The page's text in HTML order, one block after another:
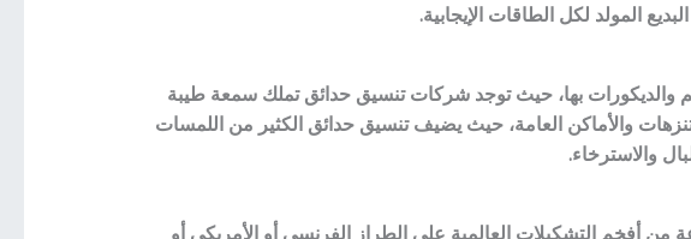
المولد لكل الطاقات الإيجابية.
والديكورات بها، حيث توجد شركات تنسيق حدائق تملك سمعة طيبة
والأماكن العامة، حيث يضيف تنسيق حدائق الكثير من اللمسات
والاسترخاء.
من أفخم التشكيلات العالمية على الطراز الفرنسي أو الأمريكي أو